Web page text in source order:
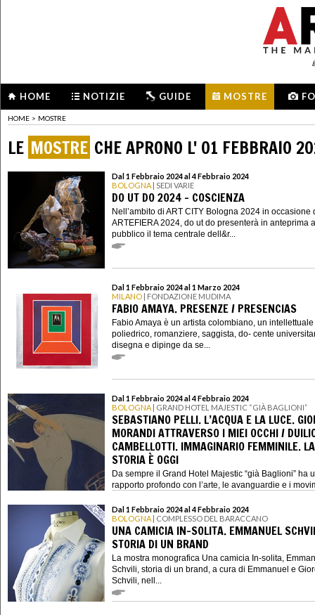
HOME NOTIZIE GUIDE MOSTRE
HOME > MOSTRE
LE MOSTRE CHE APRONO L' 01 FEBBRAIO
Dal 1 Febbraio 2024 al 4 Febbraio 2024
BOLOGNA | SEDI VARIE
DO UT DO 2024 - COSCIENZA
Nell’ambito di ART CITY Bologna 2024 in occasione
ARTEFIERA 2024, do ut do presenterà in anteprima
pubblico il tema centrale dell&r...
Dal 1 Febbraio 2024 al 1 Marzo 2024
MILANO | FONDAZIONE MUDIMA
FABIO AMAYA. PRESENZE / PRESENCIAS
Fabio Amaya è un artista colombiano, un intellettuale
poliedrico, romanziere, saggista, do- cente
disegna e dipinge da se...
Dal 1 Febbraio 2024 al 4 Febbraio 2024
BOLOGNA | GRAND HOTEL MAJESTIC “GIÀ BAGLIONI”
SEBASTIANO PELLI. L’ACQUA E LA LUCE.
MORANDI ATTRAVERSO I MIEI OCCHI /
CAMBELLOTTI. IMMAGINARIO FEMMINILE. LA
STORIA È OGGI
Da sempre il Grand Hotel Majestic “già Baglioni” ha
rapporto profondo con l’arte, le avanguardie e i
Dal 1 Febbraio 2024 al 4 Febbraio 2024
BOLOGNA | COMPLESSO DEL BARACCANO
UNA CAMICIA IN-SOLITA. EMMANUEL
STORIA DI UN BRAND
La mostra monografica Una camicia In-solita,
Schvili, storia di un brand, a cura di Emmanuel e
Schvili, nell...